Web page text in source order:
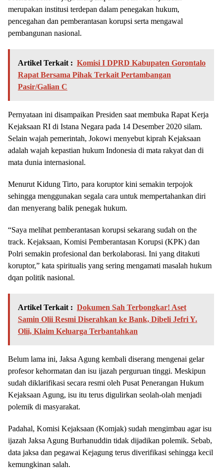
merupakan institusi terdepan dalam penegakan hukum,
pencegahan dan pemberantasan korupsi serta mengawal
pembangunan nasional.
Artikel Terkait : Komisi I DPRD Kabupaten Gorontalo
Rapat Bersama Pihak Terkait Pertambangan
Pasir/Galian C
Pernyataan ini disampaikan Presiden saat membuka Rapat Kerja
Kejaksaan RI di Istana Negara pada 14 Desember 2020 silam.
Selain wajah pemerintah, Jokowi menyebut kiprah Kejaksaan
adalah wajah kepastian hukum Indonesia di mata rakyat dan di
mata dunia internasional.
Menurut Kidung Tirto, para koruptor kini semakin terpojok
sehingga menggunakan segala cara untuk mempertahankan diri
dan menyerang balik penegak hukum.
“Saya melihat pemberantasan korupsi sekarang sudah on the
track. Kejaksaan, Komisi Pemberantasan Korupsi (KPK) dan
Polri semakin profesional dan berkolaborasi. Ini yang ditakuti
koruptor,” kata spiritualis yang sering mengamati masalah hukum
dqan politik nasional.
Artikel Terkait : Dokumen Sah Terbongkar! Aset
Samin Olii Resmi Diserahkan ke Bank, Dibeli Jefri Y.
Olii, Klaim Keluarga Terbantahkan
Belum lama ini, Jaksa Agung kembali diserang mengenai gelar
profesor kehormatan dan isu ijazah perguruan tinggi. Meskipun
sudah diklarifikasi secara resmi oleh Pusat Penerangan Hukum
Kejaksaan Agung, isu itu terus digulirkan seolah-olah menjadi
polemik di masyarakat.
Padahal, Komisi Kejaksaan (Komjak) sudah mengimbau agar isu
ijazah Jaksa Agung Burhanuddin tidak dijadikan polemik. Sebab,
data jaksa dan pegawai Kejagung terus diverifikasi sehingga kecil
kemungkinan salah.